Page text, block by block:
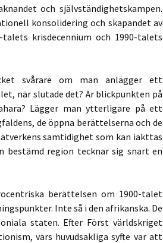
och självständighetskampen.
konsolidering och skapandet av
krisdecennium och 1990-talets
svårare om man anlägger ett
när slutade det? Är blickpunkten på
Lägger man ytterligare på ett
de öppna berättelserna och de
samtidighet som kan iakttas
bestämd region tecknar sig snart en
berättelsen om 1900-talet
Inte så i den afrikanska. De
staten. Efter Först världskriget
vars huvudsakliga syfte var att